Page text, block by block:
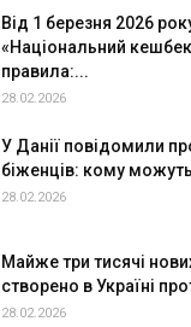
Від 1 березня 2026
«Національний
правила:...
28.02.2026
У Данії повідомили
біженців: кому
28.02.2026
Майже три тисячі
створено в Україні
28.02.2026